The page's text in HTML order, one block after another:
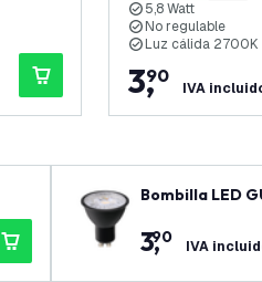
5,8 Watt
No regulable
Luz cálida 2700K
3,
90
IVA
Bombilla LED
3,
90 IVA